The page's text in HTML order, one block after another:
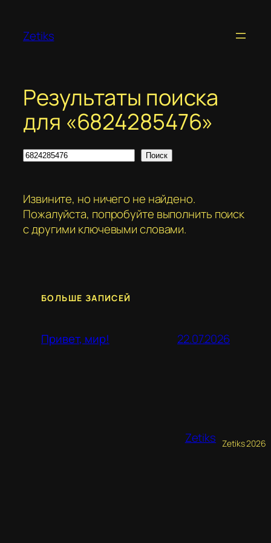
содержимому
Zetiks
Результаты поиска
для «6824285476»
Поиск Поиск
Извините, но ничего не найдено.
Пожалуйста, попробуйте выполнить поиск
с другими ключевыми словами.
БОЛЬШЕ ЗАПИСЕЙ
Привет, мир! 22.07.2026
Zetiks Zetiks 2026